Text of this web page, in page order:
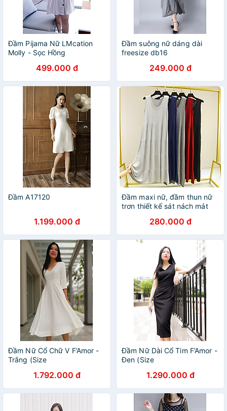
Đầm Pijama Nữ LMcation
Molly - Sọc Hồng
499.000 đ
Đầm suông nữ dáng dài
freesize db16
249.000 đ
Đầm A17120
1.199.000 đ
Đầm maxi nữ, đầm thun nữ
trơn thiết kế sát nách mát
280.000 đ
Đầm Nữ Cổ Chữ V F’Amor -
Trắng (Size
1.792.000 đ
Đầm Nữ Dài Cổ Tim F’Amor -
Đen (Size
1.290.000 đ